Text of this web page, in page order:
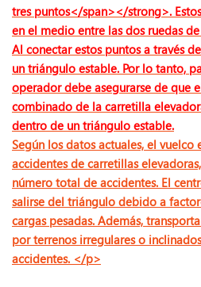
tres puntos</span></strong>.
en el medio entre las dos ruedas
Al conectar estos puntos a través
un triángulo estable. Por lo tanto,
operador debe asegurarse de que
combinado de la carretilla
dentro de un triángulo estable.
Según los datos actuales, el vuelco
accidentes de carretillas
número total de accidentes. El
salirse del triángulo debido a
cargas pesadas. Además,
por terrenos irregulares o
accidentes. </p>